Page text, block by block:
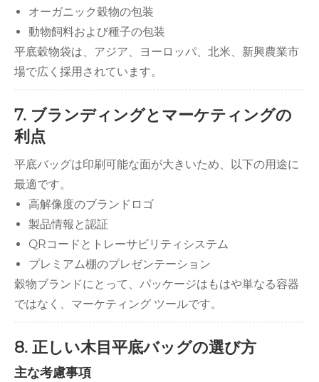
オーガニック穀物の包装
動物飼料および種子の包装
平底穀物袋は、アジア、ヨーロッパ、北米、新興農業市
場で広く採用されています。
7. ブランディングとマーケティングの
利点
平底バッグは印刷可能な面が大きいため、以下の用途に
最適です。
高解像度のブランドロゴ
製品情報と認証
QRコードとトレーサビリティシステム
プレミアム棚のプレゼンテーション
穀物ブランドにとって、パッケージはもはや単なる容器
ではなく、マーケティング ツールです。
8. 正しい木目平底バッグの選び方
主な考慮事項